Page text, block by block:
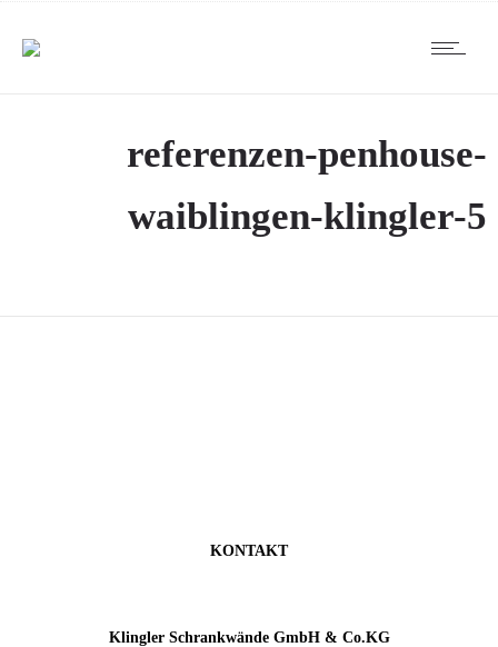
referenzen-penhouse-
waiblingen-klingler-5
KONTAKT
Klingler Schrankwände GmbH & Co.KG